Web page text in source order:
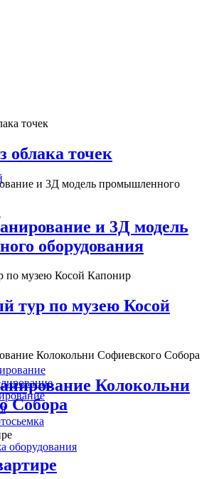
оборудования
облака точек
и 3Д модель
оборудования
тур по музею Косой
Колокольни
Собора